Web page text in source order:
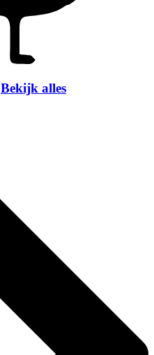
Bekijk alles